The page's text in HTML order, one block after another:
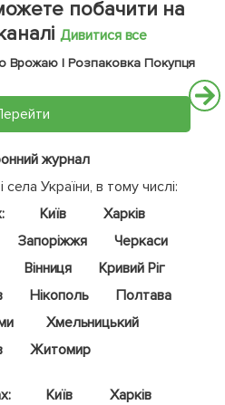
побачити на
Дивитися все
Врожаю | Розпаковка Покупця
журнал
села України, в тому числі:
Київ
Харків
Запоріжжя
Черкаси
Вінниця
Кривий Ріг
Нікополь
Полтава
Хмельницький
Житомир
Київ
Харків